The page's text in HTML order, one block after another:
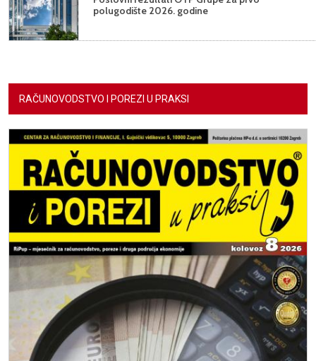
polugodište 2026. godine
RAČUNOVODSTVO I POREZI U PRAKSI